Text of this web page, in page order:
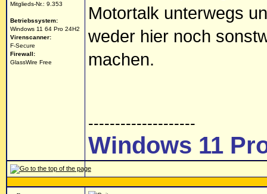
Mitglieds-Nr.: 9.353
Betriebssystem:
Windows 11 64 Pro 24H2
Virenscanner:
F-Secure
Firewall:
GlassWire Free
Motortalk unterwegs
weder hier noch
machen.
--------------------
Windows 11